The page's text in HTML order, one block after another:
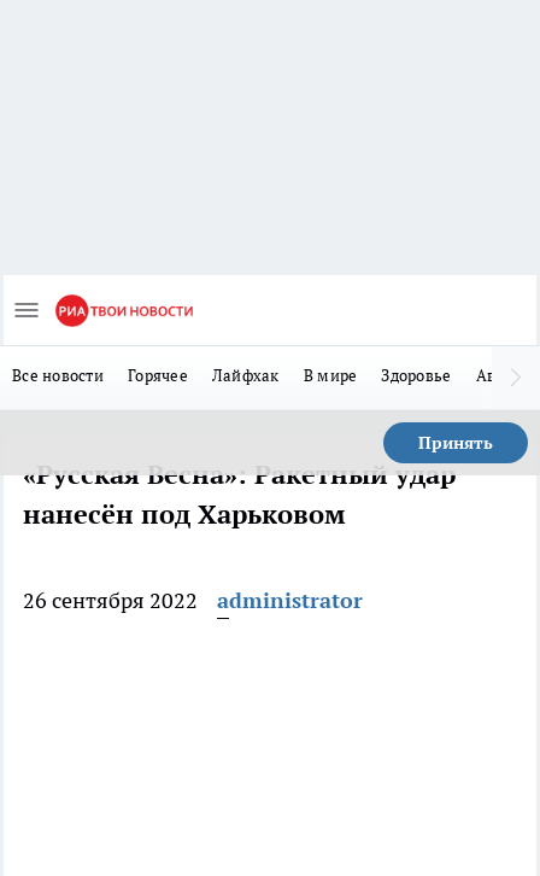
Все новости Горячее Лайфхак В мире Здоровье Авто
Принять
«Русская Весна»: Ракетный удар
нанесён под Харьковом
26 сентября 2022 administrator